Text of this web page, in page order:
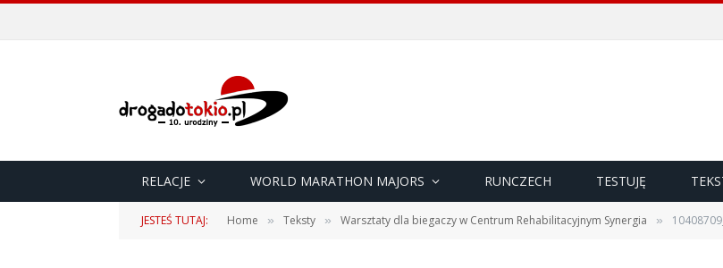
RELACJE WORLD MARATHON MAJORS RUNCZECH TESTUJĘ
JESTEŚ TUTAJ: Home » Teksty » Warsztaty dla biegaczy w Centrum Rehabilitacyjnym Synergia »